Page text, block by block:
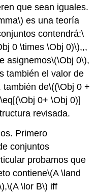
que sean iguales.
es una teoría
contendrá:\
0 \times \Obj 0)\),,,
asignemos\(\Obj 0\),
también el valor de
también de\((\Obj 0 +
0+ \Obj 0)]
revisada.
Primero
conjuntos
probamos que
contiene\(A \land
,\(A \lor B\) iff